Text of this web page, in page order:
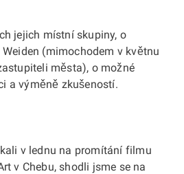
jejich místní skupiny, o
(mimochodem v květnu
města), o možné
a výměně zkušeností.
v lednu na promítání filmu
v Chebu, shodli jsme se na